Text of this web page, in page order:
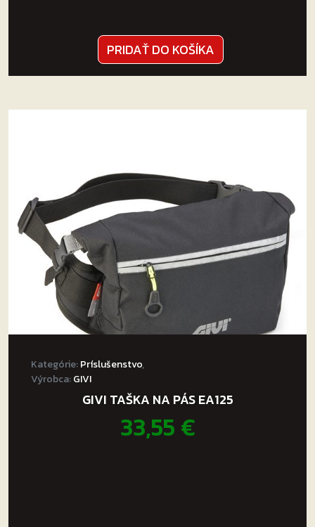
PRIDAŤ DO KOŠÍKA
Kategórie:Príslušenstvo,
Výrobca:GIVI
GIVI TAŠKA NA PÁS EA125
33,55€